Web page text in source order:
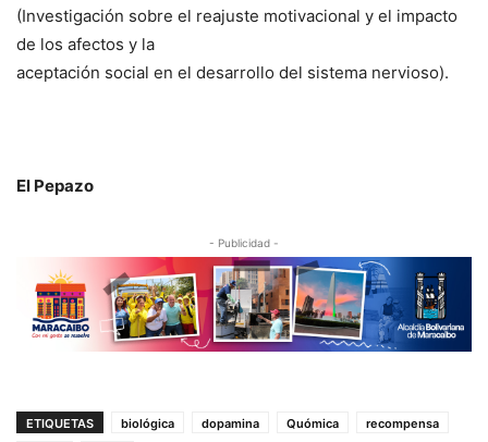
(Investigación sobre el reajuste motivacional y el impacto
de los afectos y la
aceptación social en el desarrollo del sistema nervioso).
El Pepazo
- Publicidad -
ETIQUETAS biológica dopamina Quómica
recompensa